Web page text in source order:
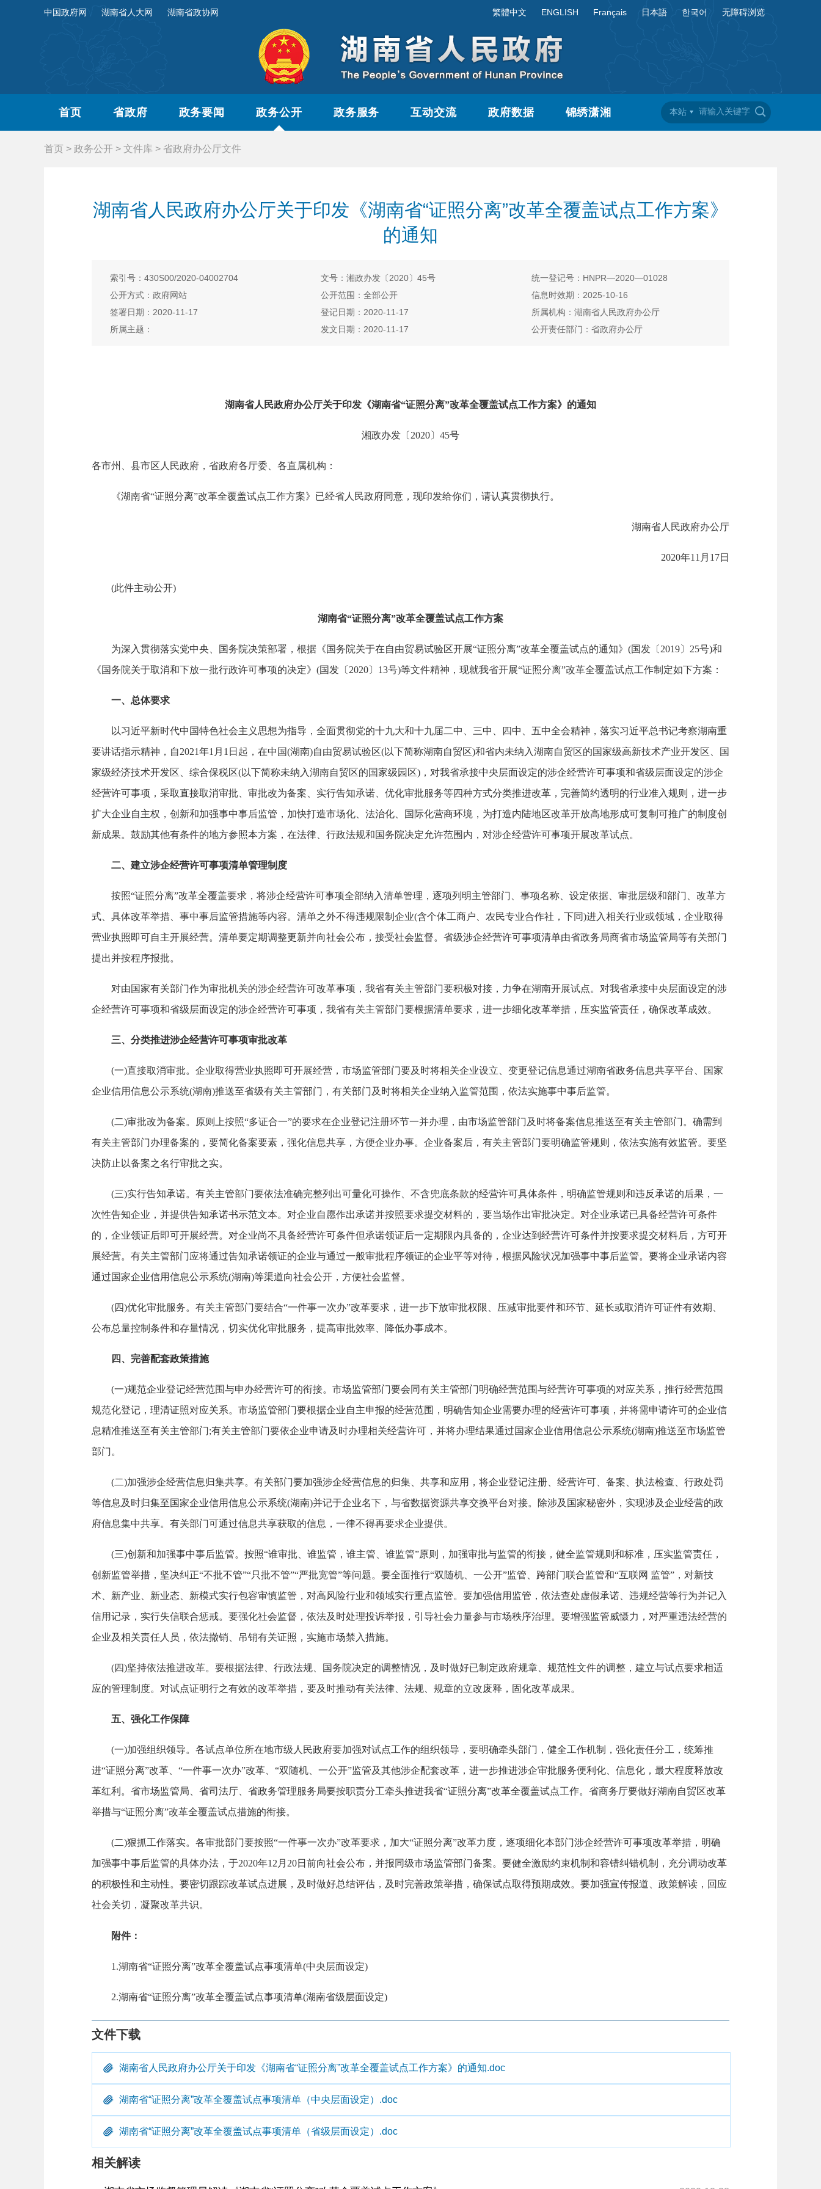
中国政府网 湖南省人大网 湖南省政协网 繁體中文 ENGLISH Français 日本語 한국어 无障碍浏览
首页 省政府 政务要闻 政务公开 政务服务 互动交流 政府数据 锦绣潇湘 本站
首页 > 政务公开 > 文件库 > 省政府办公厅文件
湖南省人民政府办公厅关于印发《湖南省“证照分离”改革全覆盖试点工作方案》
的通知
索引号：430S00/2020-04002704 文号：湘政办发〔2020〕45号
统一登记号：HNPR—2020—01028
公开方式：政府网站
公开范围：全部公开
信息时效期：2025-10-16
签署日期：2020-11-17
登记日期：2020-11-17
所属机构：湖南省人民政府办公厅
所属主题：
发文日期：2020-11-17 公开责任部门：省政府办公厅
湖南省人民政府办公厅关于印发《湖南省“证照分离”改革全覆盖试点工作方案》的通知
湘政办发〔2020〕45号
各市州、县市区人民政府，省政府各厅委、各直属机构：
《湖南省“证照分离”改革全覆盖试点工作方案》已经省人民政府同意，现印发给你们，请认真贯彻执行。
湖南省人民政府办公厅
2020年11月17日
(此件主动公开)
湖南省“证照分离”改革全覆盖试点工作方案
为深入贯彻落实党中央、国务院决策部署，根据《国务院关于在自由贸易试验区开展“证照分离”改革全覆盖试点的通知》(国发〔2019〕25号)和
《国务院关于取消和下放一批行政许可事项的决定》(国发〔2020〕13号)等文件精神，现就我省开展“证照分离”改革全覆盖试点工作制定如下方案：
一、总体要求
以习近平新时代中国特色社会主义思想为指导，全面贯彻党的十九大和十九届二中、三中、四中、五中全会精神，落实习近平总书记考察湖南重
要讲话指示精神，自2021年1月1日起，在中国(湖南)自由贸易试验区(以下简称湖南自贸区)和省内未纳入湖南自贸区的国家级高新技术产业开发区、国
家级经济技术开发区、综合保税区(以下简称未纳入湖南自贸区的国家级园区)，对我省承接中央层面设定的涉企经营许可事项和省级层面设定的涉企
经营许可事项，采取直接取消审批、审批改为备案、实行告知承诺、优化审批服务等四种方式分类推进改革，完善简约透明的行业准入规则，进一步
扩大企业自主权，创新和加强事中事后监管，加快打造市场化、法治化、国际化营商环境，为打造内陆地区改革开放高地形成可复制可推广的制度创
新成果。鼓励其他有条件的地方参照本方案，在法律、行政法规和国务院决定允许范围内，对涉企经营许可事项开展改革试点。
二、建立涉企经营许可事项清单管理制度
按照“证照分离”改革全覆盖要求，将涉企经营许可事项全部纳入清单管理，逐项列明主管部门、事项名称、设定依据、审批层级和部门、改革方
式、具体改革举措、事中事后监管措施等内容。清单之外不得违规限制企业(含个体工商户、农民专业合作社，下同)进入相关行业或领域，企业取得
营业执照即可自主开展经营。清单要定期调整更新并向社会公布，接受社会监督。省级涉企经营许可事项清单由省政务局商省市场监管局等有关部门
提出并按程序报批。
对由国家有关部门作为审批机关的涉企经营许可改革事项，我省有关主管部门要积极对接，力争在湖南开展试点。对我省承接中央层面设定的涉
企经营许可事项和省级层面设定的涉企经营许可事项，我省有关主管部门要根据清单要求，进一步细化改革举措，压实监管责任，确保改革成效。
三、分类推进涉企经营许可事项审批改革
(一)直接取消审批。企业取得营业执照即可开展经营，市场监管部门要及时将相关企业设立、变更登记信息通过湖南省政务信息共享平台、国家
企业信用信息公示系统(湖南)推送至省级有关主管部门，有关部门及时将相关企业纳入监管范围，依法实施事中事后监管。
(二)审批改为备案。原则上按照“多证合一”的要求在企业登记注册环节一并办理，由市场监管部门及时将备案信息推送至有关主管部门。确需到
有关主管部门办理备案的，要简化备案要素，强化信息共享，方便企业办事。企业备案后，有关主管部门要明确监管规则，依法实施有效监管。要坚
决防止以备案之名行审批之实。
(三)实行告知承诺。有关主管部门要依法准确完整列出可量化可操作、不含兜底条款的经营许可具体条件，明确监管规则和违反承诺的后果，一
次性告知企业，并提供告知承诺书示范文本。对企业自愿作出承诺并按照要求提交材料的，要当场作出审批决定。对企业承诺已具备经营许可条件
的，企业领证后即可开展经营。对企业尚不具备经营许可条件但承诺领证后一定期限内具备的，企业达到经营许可条件并按要求提交材料后，方可开
展经营。有关主管部门应将通过告知承诺领证的企业与通过一般审批程序领证的企业平等对待，根据风险状况加强事中事后监管。要将企业承诺内容
通过国家企业信用信息公示系统(湖南)等渠道向社会公开，方便社会监督。
(四)优化审批服务。有关主管部门要结合“一件事一次办”改革要求，进一步下放审批权限、压减审批要件和环节、延长或取消许可证件有效期、
公布总量控制条件和存量情况，切实优化审批服务，提高审批效率、降低办事成本。
四、完善配套政策措施
(一)规范企业登记经营范围与申办经营许可的衔接。市场监管部门要会同有关主管部门明确经营范围与经营许可事项的对应关系，推行经营范围
规范化登记，理清证照对应关系。市场监管部门要根据企业自主申报的经营范围，明确告知企业需要办理的经营许可事项，并将需申请许可的企业信
息精准推送至有关主管部门;有关主管部门要依企业申请及时办理相关经营许可，并将办理结果通过国家企业信用信息公示系统(湖南)推送至市场监管
部门。
(二)加强涉企经营信息归集共享。有关部门要加强涉企经营信息的归集、共享和应用，将企业登记注册、经营许可、备案、执法检查、行政处罚
等信息及时归集至国家企业信用信息公示系统(湖南)并记于企业名下，与省数据资源共享交换平台对接。除涉及国家秘密外，实现涉及企业经营的政
府信息集中共享。有关部门可通过信息共享获取的信息，一律不得再要求企业提供。
(三)创新和加强事中事后监管。按照“谁审批、谁监管，谁主管、谁监管”原则，加强审批与监管的衔接，健全监管规则和标准，压实监管责任，
创新监管举措，坚决纠正“不批不管”“只批不管”“严批宽管”等问题。要全面推行“双随机、一公开”监管、跨部门联合监管和“互联网 监管”，对新技
术、新产业、新业态、新模式实行包容审慎监管，对高风险行业和领域实行重点监管。要加强信用监管，依法查处虚假承诺、违规经营等行为并记入
信用记录，实行失信联合惩戒。要强化社会监督，依法及时处理投诉举报，引导社会力量参与市场秩序治理。要增强监管威慑力，对严重违法经营的
企业及相关责任人员，依法撤销、吊销有关证照，实施市场禁入措施。
(四)坚持依法推进改革。要根据法律、行政法规、国务院决定的调整情况，及时做好已制定政府规章、规范性文件的调整，建立与试点要求相适
应的管理制度。对试点证明行之有效的改革举措，要及时推动有关法律、法规、规章的立改废释，固化改革成果。
五、强化工作保障
(一)加强组织领导。各试点单位所在地市级人民政府要加强对试点工作的组织领导，要明确牵头部门，健全工作机制，强化责任分工，统筹推
进“证照分离”改革、“一件事一次办”改革、“双随机、一公开”监管及其他涉企配套改革，进一步推进涉企审批服务便利化、信息化，最大程度释放改
革红利。省市场监管局、省司法厅、省政务管理服务局要按职责分工牵头推进我省“证照分离”改革全覆盖试点工作。省商务厅要做好湖南自贸区改革
举措与“证照分离”改革全覆盖试点措施的衔接。
(二)狠抓工作落实。各审批部门要按照“一件事一次办”改革要求，加大“证照分离”改革力度，逐项细化本部门涉企经营许可事项改革举措，明确
加强事中事后监管的具体办法，于2020年12月20日前向社会公布，并报同级市场监管部门备案。要健全激励约束机制和容错纠错机制，充分调动改革
的积极性和主动性。要密切跟踪改革试点进展，及时做好总结评估，及时完善政策举措，确保试点取得预期成效。要加强宣传报道、政策解读，回应
社会关切，凝聚改革共识。
附件：
1.湖南省“证照分离”改革全覆盖试点事项清单(中央层面设定)
2.湖南省“证照分离”改革全覆盖试点事项清单(湖南省级层面设定)
文件下载
湖南省人民政府办公厅关于印发《湖南省“证照分离”改革全覆盖试点工作方案》的通知.doc
湖南省“证照分离”改革全覆盖试点事项清单（中央层面设定）.doc
湖南省“证照分离”改革全覆盖试点事项清单（省级层面设定）.doc
相关解读